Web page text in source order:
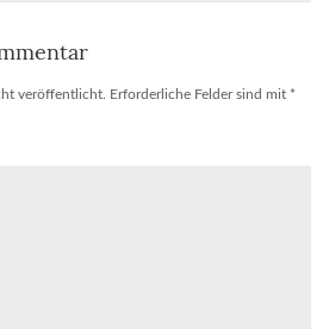
veröffentlicht. Erforderliche Felder sind mit *